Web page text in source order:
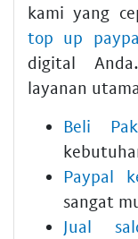
kami yang
top up
digital
layanan
Beli
Paypal
sangat
Jual